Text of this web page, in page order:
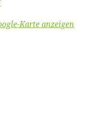
Karte anzeigen